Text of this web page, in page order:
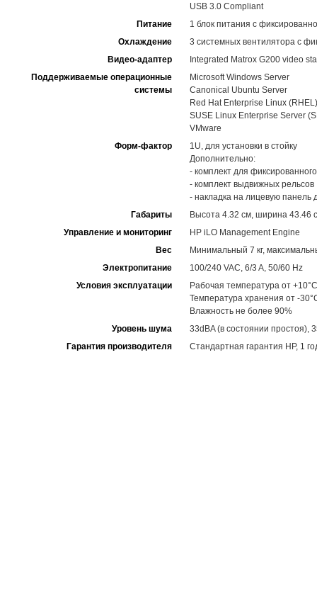
USB 3.0 Compliant
Питание
1 блок питания с
Охлаждение
3 системных вентилятора с
Видео-адаптер
Integrated Matrox G200 video
Поддерживаемые операционные
системы
Microsoft Windows Server
Canonical Ubuntu Server
Red Hat Enterprise Linux (RHEL)
SUSE Linux Enterprise Server
VMware
Форм-фактор
1U, для установки в стойку
Дополнительно:
- комплект для
- комплект выдвижных рельсов
- накладка на лицевую панель
Габариты
Высота 4.32 см, ширина 43.46
Управление и мониторинг
HP iLO Management Engine
Вес
Минимальный 7 кг,
Электропитание
100/240 VAC, 6/3 A, 50/60 Hz
Условия эксплуатации
Рабочая температура от
Температура хранения от -
Влажность не более 90%
Уровень шума
33dBA (в состоянии простоя),
Гарантия производителя
Стандартная гарантия HP, 1